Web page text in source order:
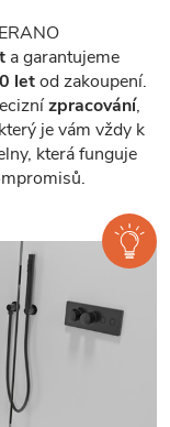
a garantujeme
letod zakoupení.
zpracování,
je vám vždy k
která funguje